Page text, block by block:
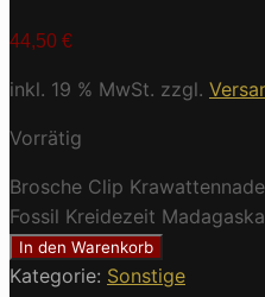
44,50 €
inkl. 19 % MwSt. zzgl.
Vorrätig
Brosche Clip
Fossil Kreidezeit
In den Warenkorb
Kategorie: Sonstige